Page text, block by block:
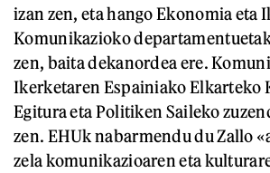
izan zen, eta hango Ekonomia eta
Komunikazioko
zen, baita dekanordea ere.
Ikerketaren Espainiako Elkarteko
Egitura eta Politiken Saileko
zen. EHUk nabarmendu du Zallo
zela komunikazioaren eta